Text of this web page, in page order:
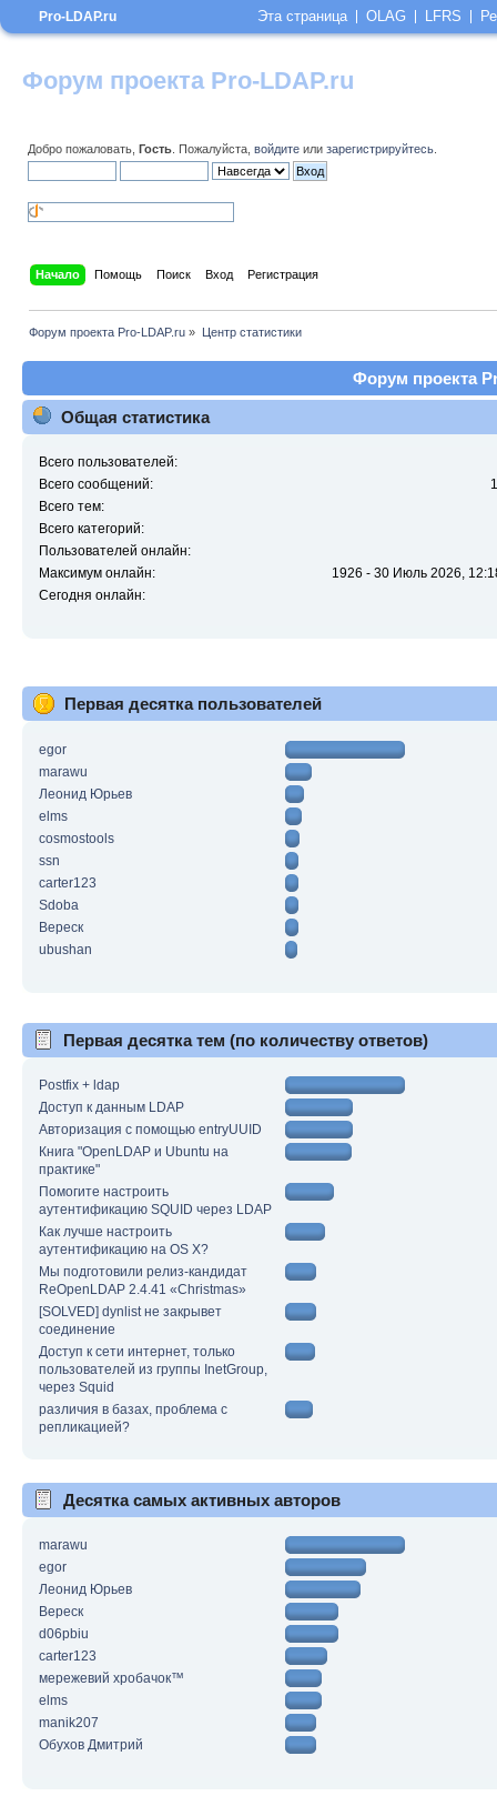
Форум проекта Pro-LDAP.ru
Добро пожаловать, Гость . Пожалуйста, войдите или зарегистрируйтесь
Начало Помощь Поиск Вход Регистрация
Форум проекта Pro-LDAP.ru » Центр статистики
Форум проекта
Общая статистика
Всего пользователей:
Всего сообщений:
Всего тем:
Всего категорий:
Пользователей онлайн:
Максимум онлайн:
1926 - 30 Июль 2026,
Сегодня онлайн:
Первая десятка пользователей
egor
marawu
Леонид Юрьев
elms
cosmostools
ssn
carter123
Sdoba
Вереск
ubushan
Первая десятка тем (по количеству ответов)
Postfix + ldap
Доступ к данным LDAP
Авторизация с помощью entryUUID
Книга "OpenLDAP и Ubuntu на
практике"
Помогите настроить
аутентификацию SQUID через LDAP
Как лучше настроить
аутентификацию на OS X?
Мы подготовили релиз-кандидат
ReOpenLDAP 2.4.41 «Christmas»
[SOLVED] dynlist не закрывет
соединение
Доступ к сети интернет, только
пользователей из группы InetGroup,
через Squid
различия в базах, проблема с
репликацией?
Десятка самых активных авторов
marawu
egor
Леонид Юрьев
Вереск
d06pbiu
carter123
мережевий хробачок™
elms
manik207
Обухов Дмитрий
Pro-LDAP.ru Эта страница OLAG LFRS